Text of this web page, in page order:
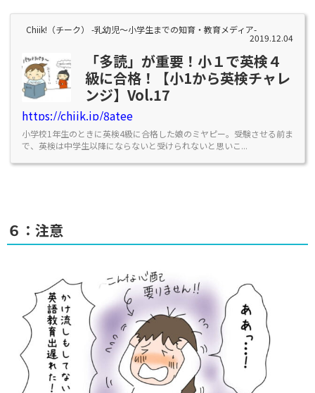
Chiik!（チーク） -乳幼児〜小学生までの知育・教育メディア-
2019.12.04
「多読」が重要！小１で英検４
級に合格！【小1から英検チャレ
ンジ】Vol.17
https://chiik.jp/8atee
小学校1年生のときに英検4級に合格した娘のミヤピー。受験させる前ま
で、英検は中学生以降にならないと受けられないと思いこ...
６：注意